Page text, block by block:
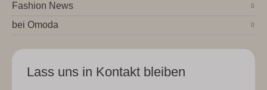
Fashion News
bei Omoda
Lass uns in Kontakt bleiben